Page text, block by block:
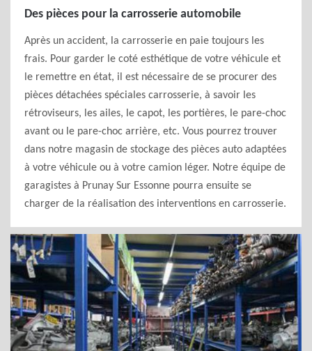
Des pièces pour la carrosserie automobile
Après un accident, la carrosserie en paie toujours les
frais. Pour garder le coté esthétique de votre véhicule et
le remettre en état, il est nécessaire de se procurer des
pièces détachées spéciales carrosserie, à savoir les
rétroviseurs, les ailes, le capot, les portières, le pare-choc
avant ou le pare-choc arrière, etc. Vous pourrez trouver
dans notre magasin de stockage des pièces auto adaptées
à votre véhicule ou à votre camion léger. Notre équipe de
garagistes à Prunay Sur Essonne pourra ensuite se
charger de la réalisation des interventions en carrosserie.